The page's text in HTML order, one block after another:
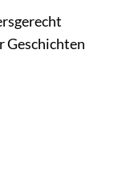
Geschichten